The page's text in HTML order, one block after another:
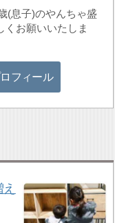
(息子)のやんちゃ盛
くお願いいたしま
フィール